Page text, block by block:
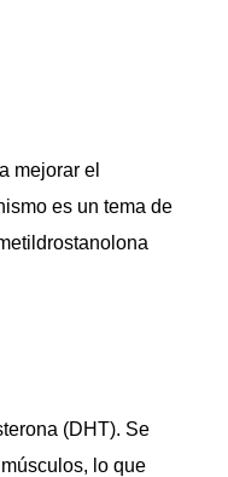
mejorar el
es un tema de
(DHT). Se
lo que